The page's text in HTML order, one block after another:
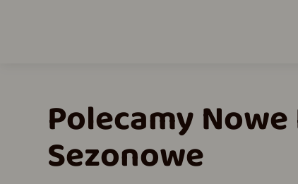
Polecamy Nowe
Sezonowe